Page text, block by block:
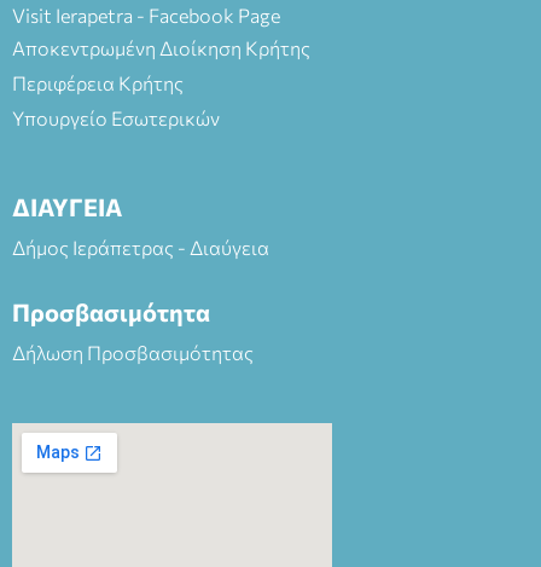
Visit Ierapetra - Facebook Page
Αποκεντρωμένη Διοίκηση Κρήτης
Περιφέρεια Κρήτης
Υπουργείο Εσωτερικών
ΔΙΑΥΓΕΙΑ
Δήμος Ιεράπετρας - Διαύγεια
Προσβασιμότητα
Δήλωση Προσβασιμότητας